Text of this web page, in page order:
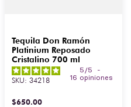
Tequila Don Ramón
Platinium Reposado
Cristalino 700 ml
5 /5
-
16 opiniones
SKU: 34218
$650.00